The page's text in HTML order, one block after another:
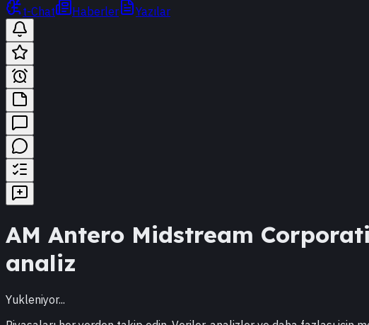
t-Chat Haberler Yazılar
AM Antero Midstream
analiz
Yukleniyor...